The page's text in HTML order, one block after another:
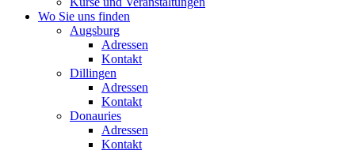
Wo Sie uns finden
Augsburg
Adressen
Kontakt
Dillingen
Adressen
Kontakt
Donauries
Adressen
Kontakt